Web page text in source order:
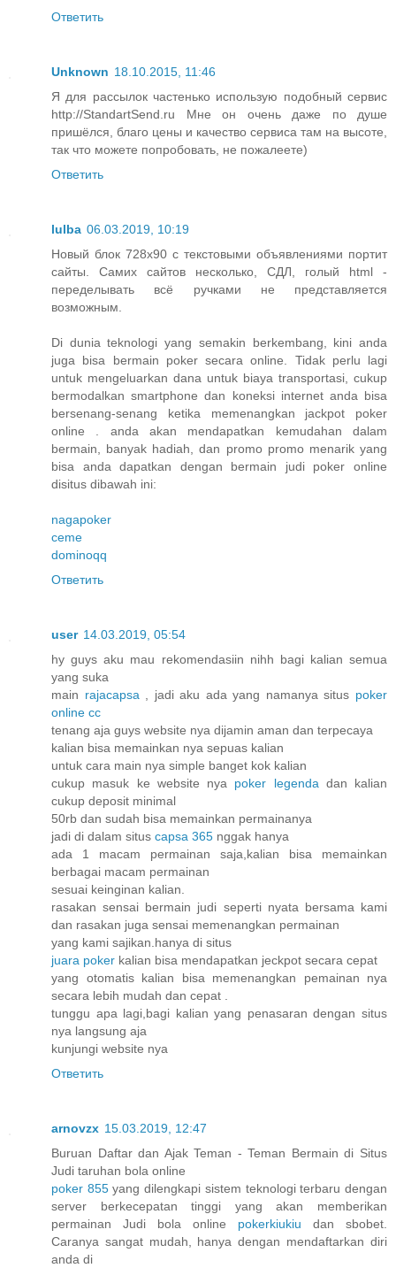
Ответить
Unknown 18.10.2015, 11:46
Я для рассылок частенько использую подобный сервис
http://StandartSend.ru Мне он очень даже по душе
пришёлся, благо цены и качество сервиса там на высоте,
так что можете попробовать, не пожалеете)
Ответить
lulba 06.03.2019, 10:19
Новый блок 728х90 с текстовыми объявлениями портит
сайты. Самих сайтов несколько, СДЛ, голый html -
переделывать всё ручками не представляется
возможным.
Di dunia teknologi yang semakin berkembang, kini anda
juga bisa bermain poker secara online. Tidak perlu lagi
untuk mengeluarkan dana untuk biaya transportasi, cukup
bermodalkan smartphone dan koneksi internet anda bisa
bersenang-senang ketika memenangkan jackpot poker
online . anda akan mendapatkan kemudahan dalam
bermain, banyak hadiah, dan promo promo menarik yang
bisa anda dapatkan dengan bermain judi poker online
disitus dibawah ini:
nagapoker
ceme
dominoqq
Ответить
user 14.03.2019, 05:54
hy guys aku mau rekomendasiin nihh bagi kalian semua
yang suka
main rajacapsa , jadi aku ada yang namanya situs poker
online cc
tenang aja guys website nya dijamin aman dan terpecaya
kalian bisa memainkan nya sepuas kalian
untuk cara main nya simple banget kok kalian
cukup masuk ke website nya poker legenda dan kalian
cukup deposit minimal
50rb dan sudah bisa memainkan permainanya
jadi di dalam situs capsa 365 nggak hanya
ada 1 macam permainan saja,kalian bisa memainkan
berbagai macam permainan
sesuai keinginan kalian.
rasakan sensai bermain judi seperti nyata bersama kami
dan rasakan juga sensai memenangkan permainan
yang kami sajikan.hanya di situs
juara poker kalian bisa mendapatkan jeckpot secara cepat
yang otomatis kalian bisa memenangkan pemainan nya
secara lebih mudah dan cepat .
tunggu apa lagi,bagi kalian yang penasaran dengan situs
nya langsung aja
kunjungi website nya
Ответить
arnovzx 15.03.2019, 12:47
Buruan Daftar dan Ajak Teman - Teman Bermain di Situs
Judi taruhan bola online
poker 855yang dilengkapi sistem teknologi terbaru dengan
server berkecepatan tinggi yang akan memberikan
permainan Judi bola online pokerkiukiu dan sbobet.
Caranya sangat mudah, hanya dengan mendaftarkan diri
anda di